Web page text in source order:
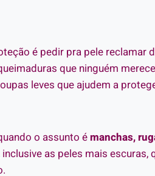
é pedir pra pele reclamar
que ninguém
leves que ajudem a
o assunto émanchas,
inclusive as peles mais escuras,